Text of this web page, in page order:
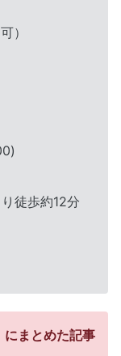
）
徒歩約12分
にまとめた記事